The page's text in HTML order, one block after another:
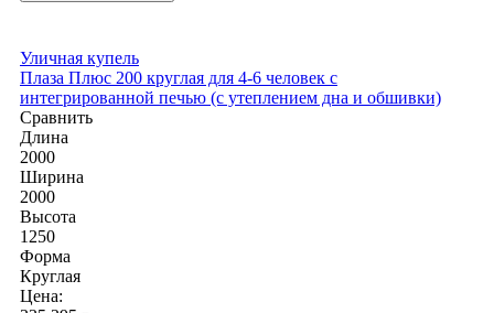
Уличная купель
Плаза Плюс 200 круглая для 4-6 человек с
интегрированной печью (с утеплением дна и обшивки)
Сравнить
Длина
2000
Ширина
2000
Высота
1250
Форма
Круглая
Цена: